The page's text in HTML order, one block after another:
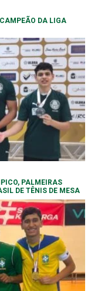
DA LIGA
PALMEIRAS
DE TÊNIS DE MESA